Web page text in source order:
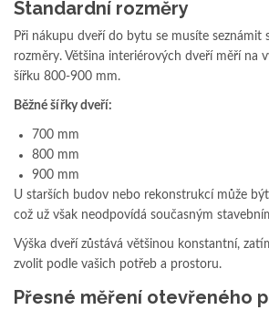
Standardní rozměry
Při nákupu dveří do bytu se musíte seznámit
rozměry. Většina interiérových dveří měří na
šířku 800-900 mm.
Běžné šířky dveří:
700 mm
800 mm
900 mm
U starších budov nebo rekonstrukcí může
což už však neodpovídá současným
Výška dveří zůstává většinou konstantní,
zvolit podle vašich potřeb a prostoru.
Přesné měření otevřeného